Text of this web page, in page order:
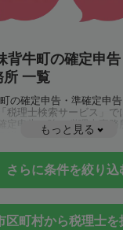
背牛町の確定申
所 一覧
の確定申告・準確定申
税理士検索サービス」
定申告に強い税理士事務
税金や特例制度のことは
もっと見る
さらに条件を絞り込
区町村から税理士を